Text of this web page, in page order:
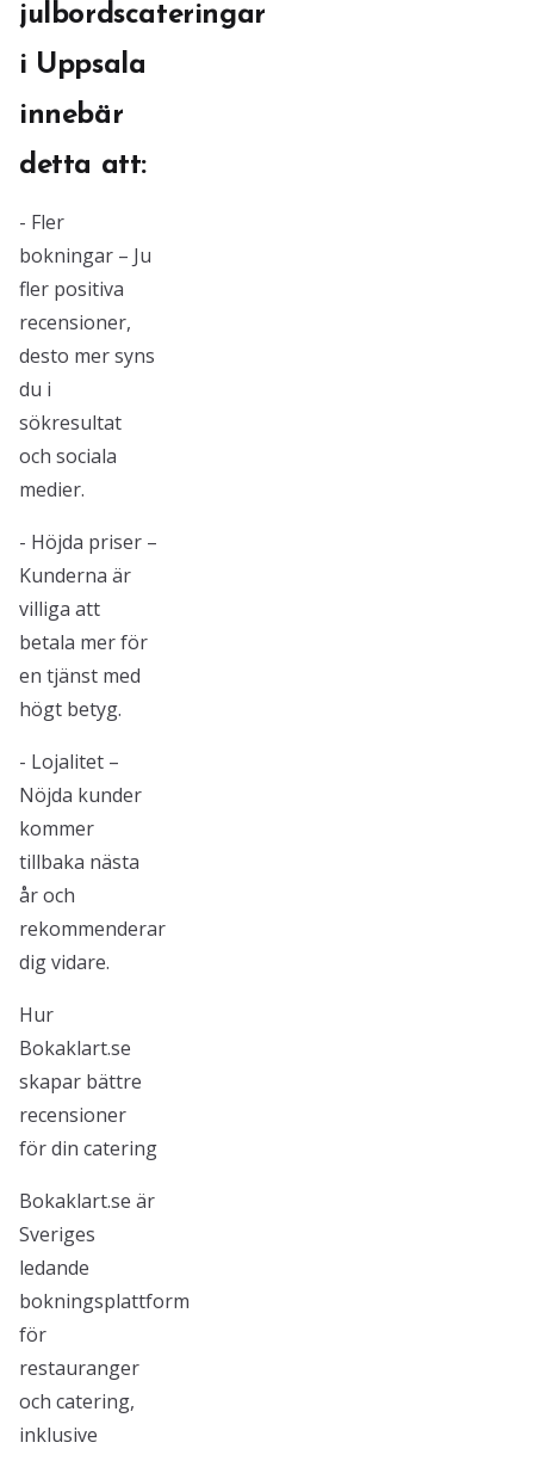
julbordscateringar
i Uppsala
innebär
detta att:
- Fler
bokningar – Ju
fler positiva
recensioner,
desto mer syns
du i
sökresultat
och sociala
medier.
- Höjda priser –
Kunderna är
villiga att
betala mer för
en tjänst med
högt betyg.
- Lojalitet –
Nöjda kunder
kommer
tillbaka nästa
år och
rekommenderar
dig vidare.
Hur
Bokaklart.se
skapar bättre
recensioner
för din catering
Bokaklart.se är
Sveriges
ledande
bokningsplattform
för
restauranger
och catering,
inklusive